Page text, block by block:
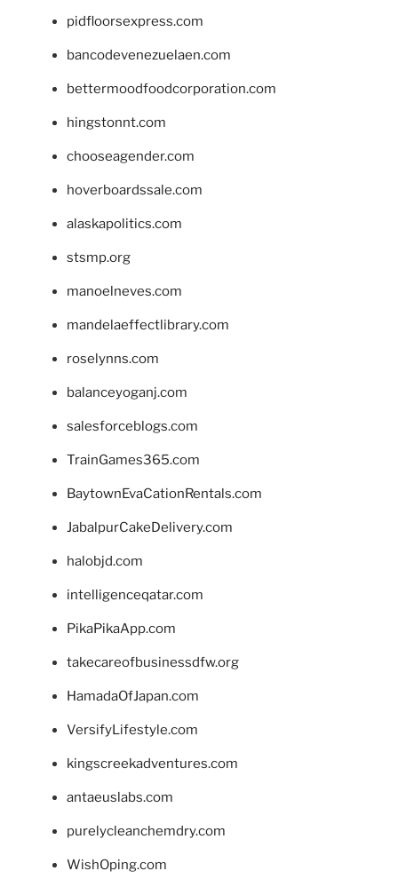
pidfloorsexpress.com
bancodevenezuelaen.com
bettermoodfoodcorporation.com
hingstonnt.com
chooseagender.com
hoverboardssale.com
alaskapolitics.com
stsmp.org
manoelneves.com
mandelaeffectlibrary.com
roselynns.com
balanceyoganj.com
salesforceblogs.com
TrainGames365.com
BaytownEvaCationRentals.com
JabalpurCakeDelivery.com
halobjd.com
intelligenceqatar.com
PikaPikaApp.com
takecareofbusinessdfw.org
HamadaOfJapan.com
VersifyLifestyle.com
kingscreekadventures.com
antaeuslabs.com
purelycleanchemdry.com
WishOping.com